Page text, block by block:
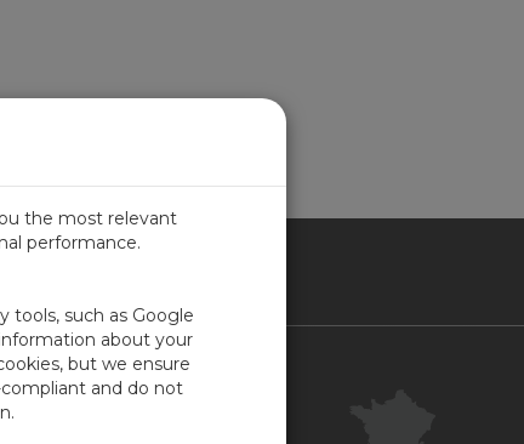
Contact
the most relevant
performance.
tools, such as Google
about your
but we ensure
and do not